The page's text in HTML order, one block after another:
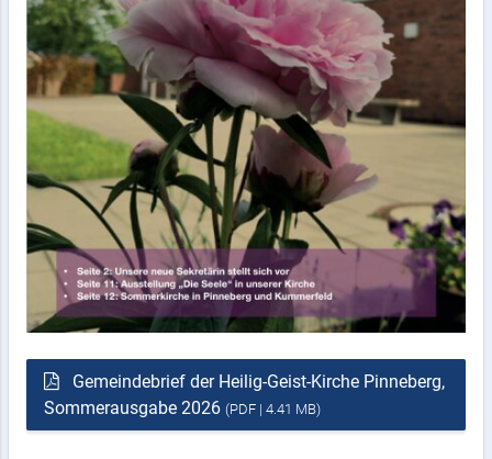
Gemeindebrief der Heilig-Geist-Kirche Pinneberg,
Sommerausgabe 2026 (PDF | 4.41 MB)